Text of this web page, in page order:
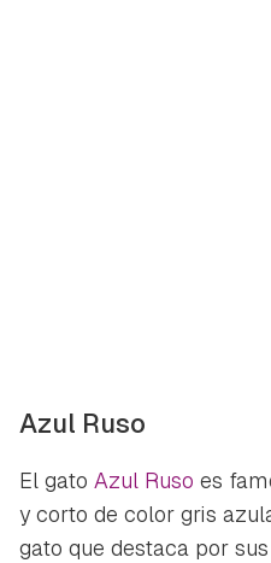
Azul Ruso
El gato Azul Ruso es
y corto de color gris
gato que destaca por